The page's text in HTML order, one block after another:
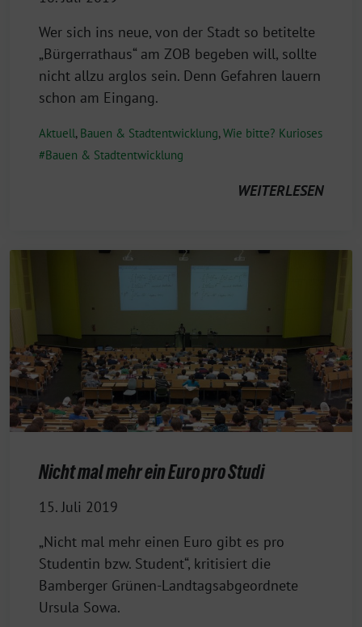
Wer sich ins neue, von der Stadt so betitelte
„Bürgerrathaus“ am ZOB begeben will, sollte
nicht allzu arglos sein. Denn Gefahren lauern
schon am Eingang.
Aktuell, Bauen & Stadtentwicklung,Wie bitte? Kurioses
Bauen & Stadtentwicklung
WEITERLESEN
Nicht mal mehr ein Euro pro Studi
15. Juli 2019
„Nicht mal mehr einen Euro gibt es pro
Studentin bzw. Student“, kritisiert die
Bamberger Grünen-Landtagsabgeordnete
Ursula Sowa.